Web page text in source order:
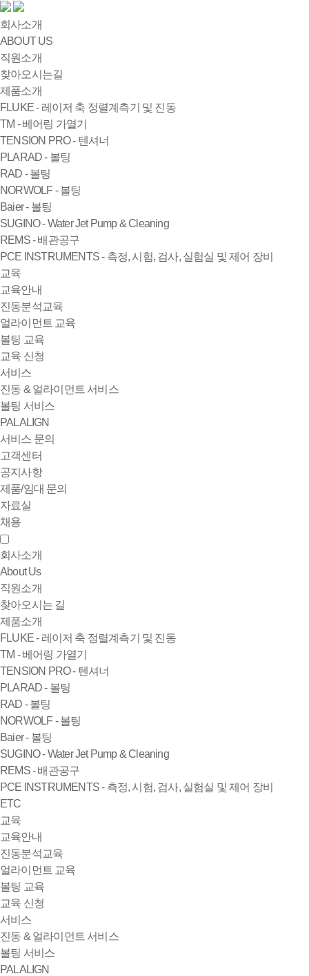
회사소개
ABOUT US
직원소개
찾아오시는길
제품소개
FLUKE - 레이저 축 정렬계측기 및 진동
TM - 베어링 가열기
TENSION PRO - 텐셔너
PLARAD - 볼팅
RAD - 볼팅
NORWOLF - 볼팅
Baier - 볼팅
SUGINO - Water Jet Pump & Cleaning
REMS - 배관공구
PCE INSTRUMENTS - 측정, 시험, 검사, 실험실 및 제어 장비
교육
교육안내
진동분석교육
얼라이먼트 교육
볼팅 교육
교육 신청
서비스
진동 & 얼라이먼트 서비스
볼팅 서비스
PALALIGN
서비스 문의
고객센터
공지사항
제품/임대 문의
자료실
채용
회사소개
About Us
직원소개
찾아오시는 길
제품소개
FLUKE - 레이저 축 정렬계측기 및 진동
TM - 베어링 가열기
TENSION PRO - 텐셔너
PLARAD - 볼팅
RAD - 볼팅
NORWOLF - 볼팅
Baier - 볼팅
SUGINO - Water Jet Pump & Cleaning
REMS - 배관공구
PCE INSTRUMENTS - 측정, 시험, 검사, 실험실 및 제어 장비
ETC
교육
교육안내
진동분석교육
얼라이먼트 교육
볼팅 교육
교육 신청
서비스
진동 & 얼라이먼트 서비스
볼팅 서비스
PALALIGN